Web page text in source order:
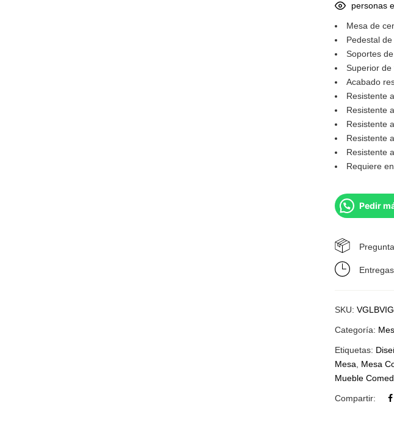
personas
Mesa de
Pedestal
Soportes
Superior
Acabado
Resistente
Resistente
Resistente
Resistente
Resistente
Requiere
Pedir
SKU:
Categoría:
Etiquetas:
Mesa
Mesa
Mueble
Compartir: